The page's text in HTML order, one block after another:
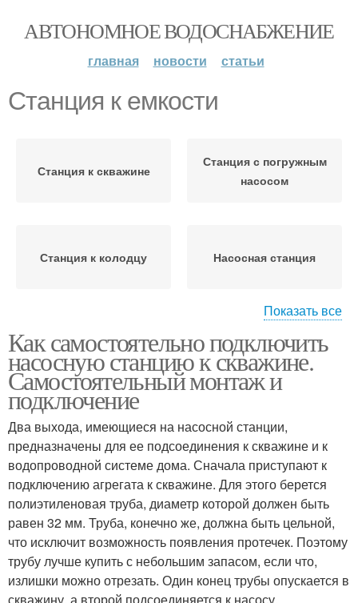
АВТОНОМНОЕ ВОДОСНАБЖЕНИЕ
главная новости статьи
Станция к емкости
Станция к скважине
Станция с погружным
насосом
Станция к колодцу Насосная станция
Станции к колодцу
Показать все
Как самостоятельно подключить
насосную станцию к скважине.
Самостоятельный монтаж и
подключение
Два выхода, имеющиеся на насосной станции,
предназначены для ее подсоединения к скважине и к
водопроводной системе дома. Сначала приступают к
подключению агрегата к скважине. Для этого берется
полиэтиленовая труба, диаметр которой должен быть
равен 32 мм. Труба, конечно же, должна быть цельной,
что исключит возможность появления протечек. Поэтому
трубу лучше купить с небольшим запасом, если что,
излишки можно отрезать. Один конец трубы опускается в